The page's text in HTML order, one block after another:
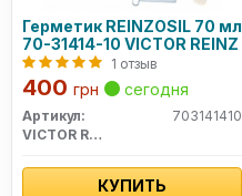
Герметик REINZOSIL 70 мл
70-31414-10 VICTOR REINZ
1 отзыв
400 грн сегодня
Артикул:
703141410
VICTOR REINZ
КУПИТЬ